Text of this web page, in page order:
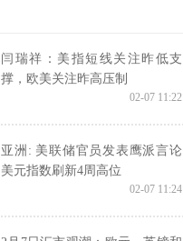
闫瑞祥：美指短线关注昨低支
撑，欧美关注昨高压制
02-07 11:22
亚洲: 美联储官员发表鹰派言论
美元指数刷新4周高位
02-07 11:24